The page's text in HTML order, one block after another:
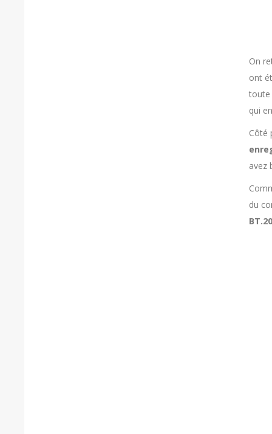
On
ont
toute
qui
Côté
avez
du